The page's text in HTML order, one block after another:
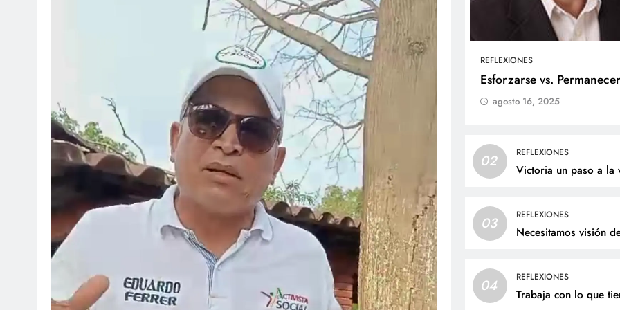
REFLEXIONES
Esforzarse vs. Permanecer
agosto 16, 2025
02 REFLEXIONES
Victoria un paso a la
03 REFLEXIONES
Necesitamos visión
04 REFLEXIONES
Trabaja con lo que
¡Feliz cumpleaños para doña
Marta Luz López!
agosto 6, 2026
SOCIALES
Jaime Andrés Bejarano Castillo
recibirá el sacramento del
bautismo este domingo
agosto 6, 2026
SOCIALES
Con amor y alegría
agosto 6, 2026